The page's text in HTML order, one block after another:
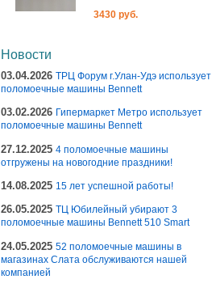
3430 руб.
Новости
03.04.2026 ТРЦ Форум г.Улан-Удэ использует
поломоечные машины Bennett
03.02.2026 Гипермаркет Метро использует
поломоечные машины Bennett
27.12.2025 4 поломоечные машины
отгружены на новогодние праздники!
14.08.2025 15 лет успешной работы!
26.05.2025 ТЦ Юбилейный убирают 3
поломоечные машины Bennett 510 Smart
24.05.2025 52 поломоечные машины в
магазинах Слата обслуживаются нашей
компанией